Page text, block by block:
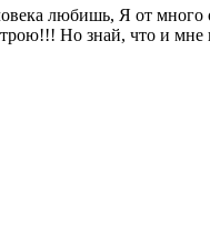
любишь, Я от много
Но знай, что и